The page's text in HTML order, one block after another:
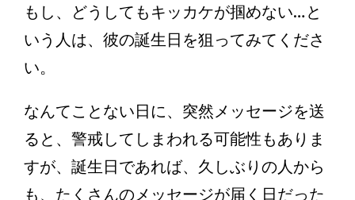
もし、どうしてもキッカケが掴めない…と
いう人は、彼の誕生日を狙ってみてくださ
い。
なんてことない日に、突然メッセージを送
ると、警戒してしまわれる可能性もありま
すが、誕生日であれば、久しぶりの人から
も、たくさんのメッセージが届く日だった